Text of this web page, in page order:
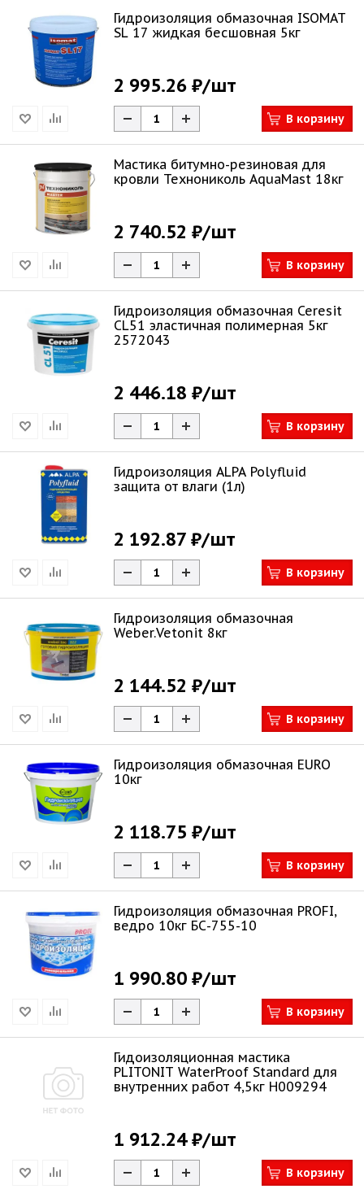
Гидроизоляция обмазочная ISOMAT
SL 17 жидкая бесшовная 5кг
2 995.26 ₽/шт
В корзину
Мастика битумно-резиновая для
кровли Технониколь AquaMast 18кг
2 740.52 ₽/шт
В корзину
Гидроизоляция обмазочная Ceresit
CL51 эластичная полимерная 5кг
2572043
2 446.18 ₽/шт
В корзину
Гидроизоляция ALPA Polyfluid
защита от влаги (1л)
2 192.87 ₽/шт
В корзину
Гидроизоляция обмазочная
Weber.Vetonit 8кг
2 144.52 ₽/шт
В корзину
Гидроизоляция обмазочная EURO
10кг
2 118.75 ₽/шт
В корзину
Гидроизоляция обмазочная PROFI,
ведро 10кг БС-755-10
1 990.80 ₽/шт
В корзину
Гидоизоляционная мастика
PLITONIT WaterProof Standard для
внутренних работ 4,5кг Н009294
1 912.24 ₽/шт
В корзину